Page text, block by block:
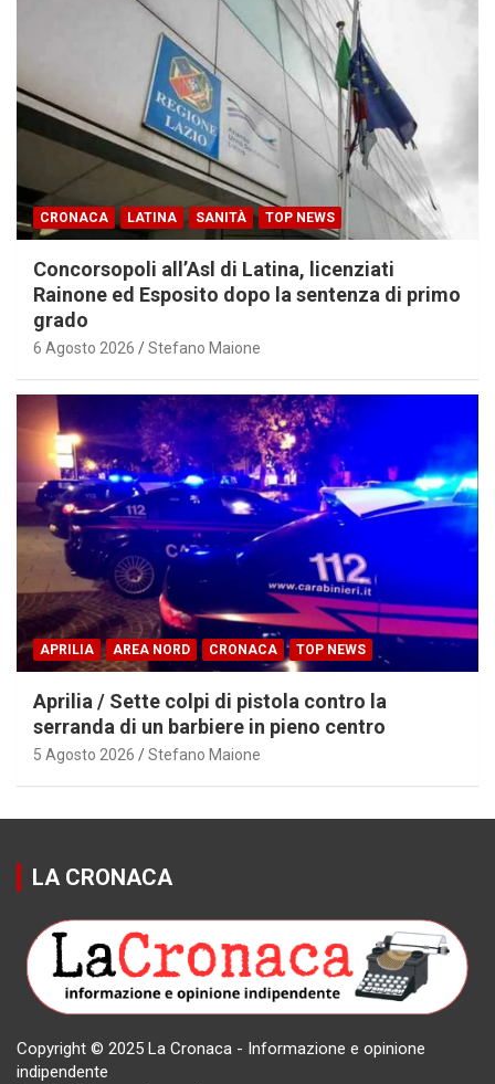
CRONACA LATINA SANITÀ TOP NEWS
Concorsopoli all’Asl di Latina, licenziati
Rainone ed Esposito dopo la sentenza di primo
grado
6 Agosto 2026 Stefano Maione
APRILIA AREA NORD CRONACA TOP NEWS
Aprilia / Sette colpi di pistola contro la
serranda di un barbiere in pieno centro
5 Agosto 2026 Stefano Maione
LA CRONACA
Copyright © 2025 La Cronaca - Informazione e opinione
indipendente